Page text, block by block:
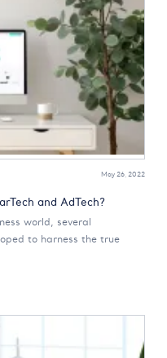
May 26, 2022
and AdTech?
world, several
to harness the true